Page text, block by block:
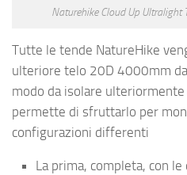
Naturehike Cloud Up Ultralight
Tutte le tende NatureHike
ulteriore telo 20D 4000mm
modo da isolare ulteriormente
permette di sfruttarlo per
configurazioni differenti
La prima, completa, con